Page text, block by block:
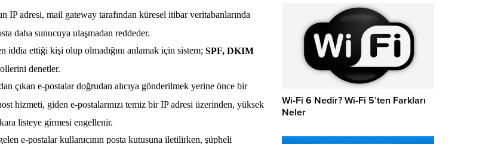
IP adresi, mail gateway tarafından küresel itibar veritabanlarında
daha sunucuya ulaşmadan reddeder.
iddia ettiği kişi olup olmadığını anlamak için sistem; SPF, DKIM
denetler.
çıkan e-postalar doğrudan alıcıya gönderilmek yerine önce bir
hizmeti, giden e-postalarınızı temiz bir IP adresi üzerinden, yüksek
listeye girmesi engellenir.
e-postalar kullanıcının posta kutusuna iletilirken, şüpheli
Wi-Fi 6 Nedir? Wi-Fi 5’ten Farkları
Neler